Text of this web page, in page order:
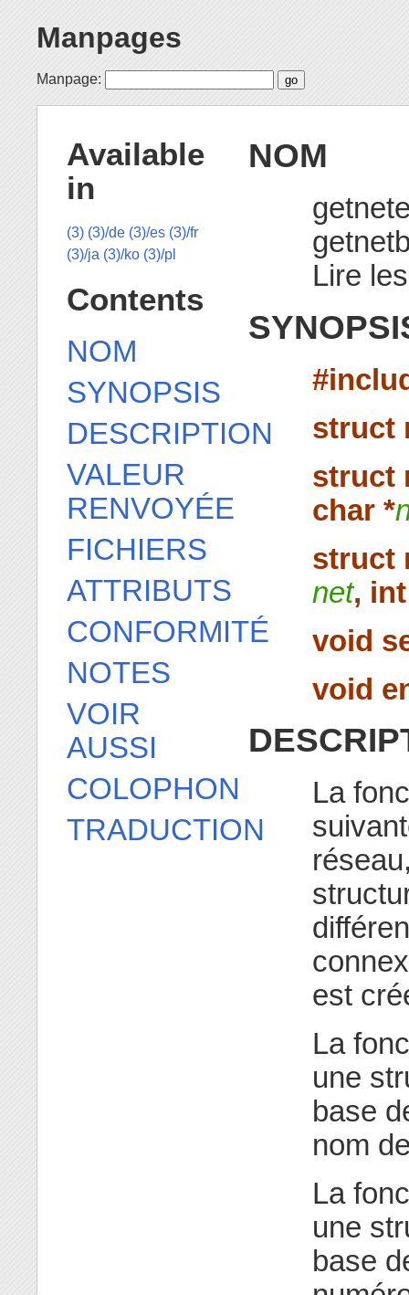
Manpages
Manpage:
NOM
Lire
struct
struct
char *
struct
net, int
void
void
La
est
La
une
base
nom
La
une
base
Available
in
(3) (3)/de (3)/es (3)/fr
(3)/ja (3)/ko (3)/pl
Contents
NOM
SYNOPSIS
DESCRIPTION
VALEUR
RENVOYÉE
FICHIERS
ATTRIBUTS
CONFORMITÉ
NOTES
VOIR
AUSSI
COLOPHON
TRADUCTION